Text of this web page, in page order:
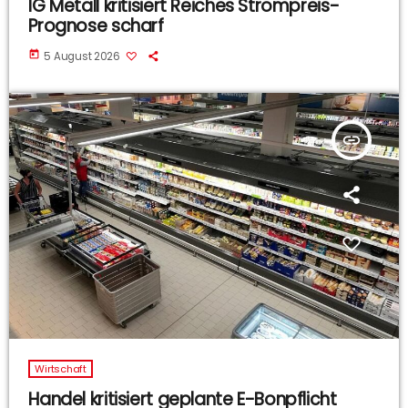
IG Metall kritisiert Reiches Strompreis-
Prognose scharf
today 5 August 2026
insert_link
Wirtschaft
Handel kritisiert geplante E-Bonpflicht